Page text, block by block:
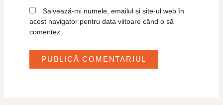
Salvează-mi numele, emailul și site-ul web în
acest navigator pentru data viitoare când o să
comentez.